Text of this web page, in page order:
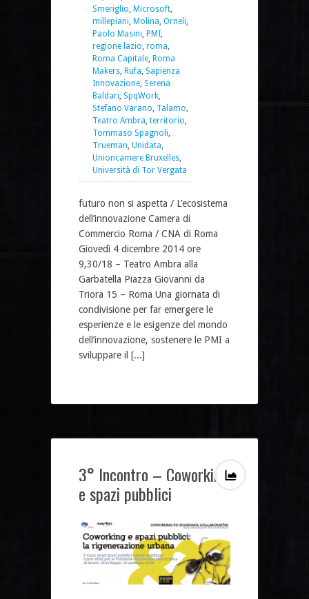
Smeriglio Microsoft
millepiani Molina Orneli
Paolo Masini PMI
regione lazio roma
Roma Capitale Roma
Makers Rufa Sapienza
Innovazione Serena
Baldari SpqWork
Stefano Varano Talamo
Teatro Ambra territorio
Tommaso Spagnoli
Trueman Unidata
Unioncamere Bruxelles
Università di Tor Vergata
futuro non si aspetta / L’ecosistema
dell’innovazione Camera di
Commercio Roma / CNA di Roma
Giovedì 4 dicembre 2014 ore
9,30/18 – Teatro Ambra alla
Garbatella Piazza Giovanni da
Triora 15 – Roma Una giornata di
condivisione per far emergere le
esperienze e le esigenze del mondo
dell’innovazione, sostenere le PMI a
sviluppare il [...]
3° Incontro – Coworking
e spazi pubblici